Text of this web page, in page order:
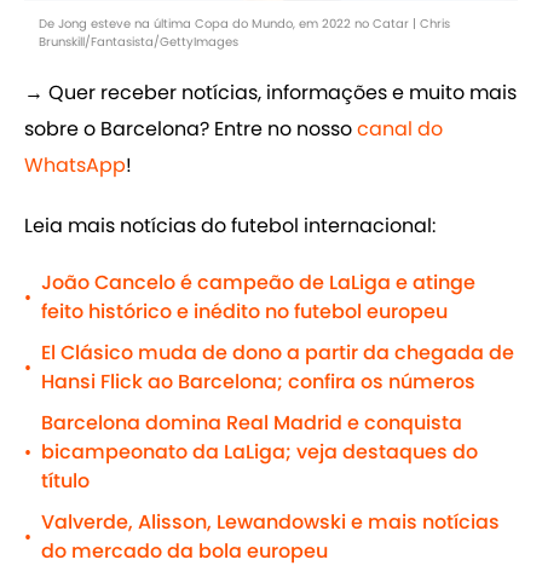
De Jong esteve na última Copa do Mundo, em 2022 no Catar | Chris
Brunskill/Fantasista/GettyImages
→ Quer receber notícias, informações e muito mais
sobre o Barcelona? Entre no nossocanal do
WhatsApp!
Leia mais notícias do futebol internacional:
•
João Cancelo é campeão de LaLiga e atinge
feito histórico e inédito no futebol europeu
•
El Clásico muda de dono a partir da chegada de
Hansi Flick ao Barcelona; confira os números
•
Barcelona domina Real Madrid e conquista
bicampeonato da LaLiga; veja destaques do
título
•
Valverde, Alisson, Lewandowski e mais notícias
do mercado da bola europeu